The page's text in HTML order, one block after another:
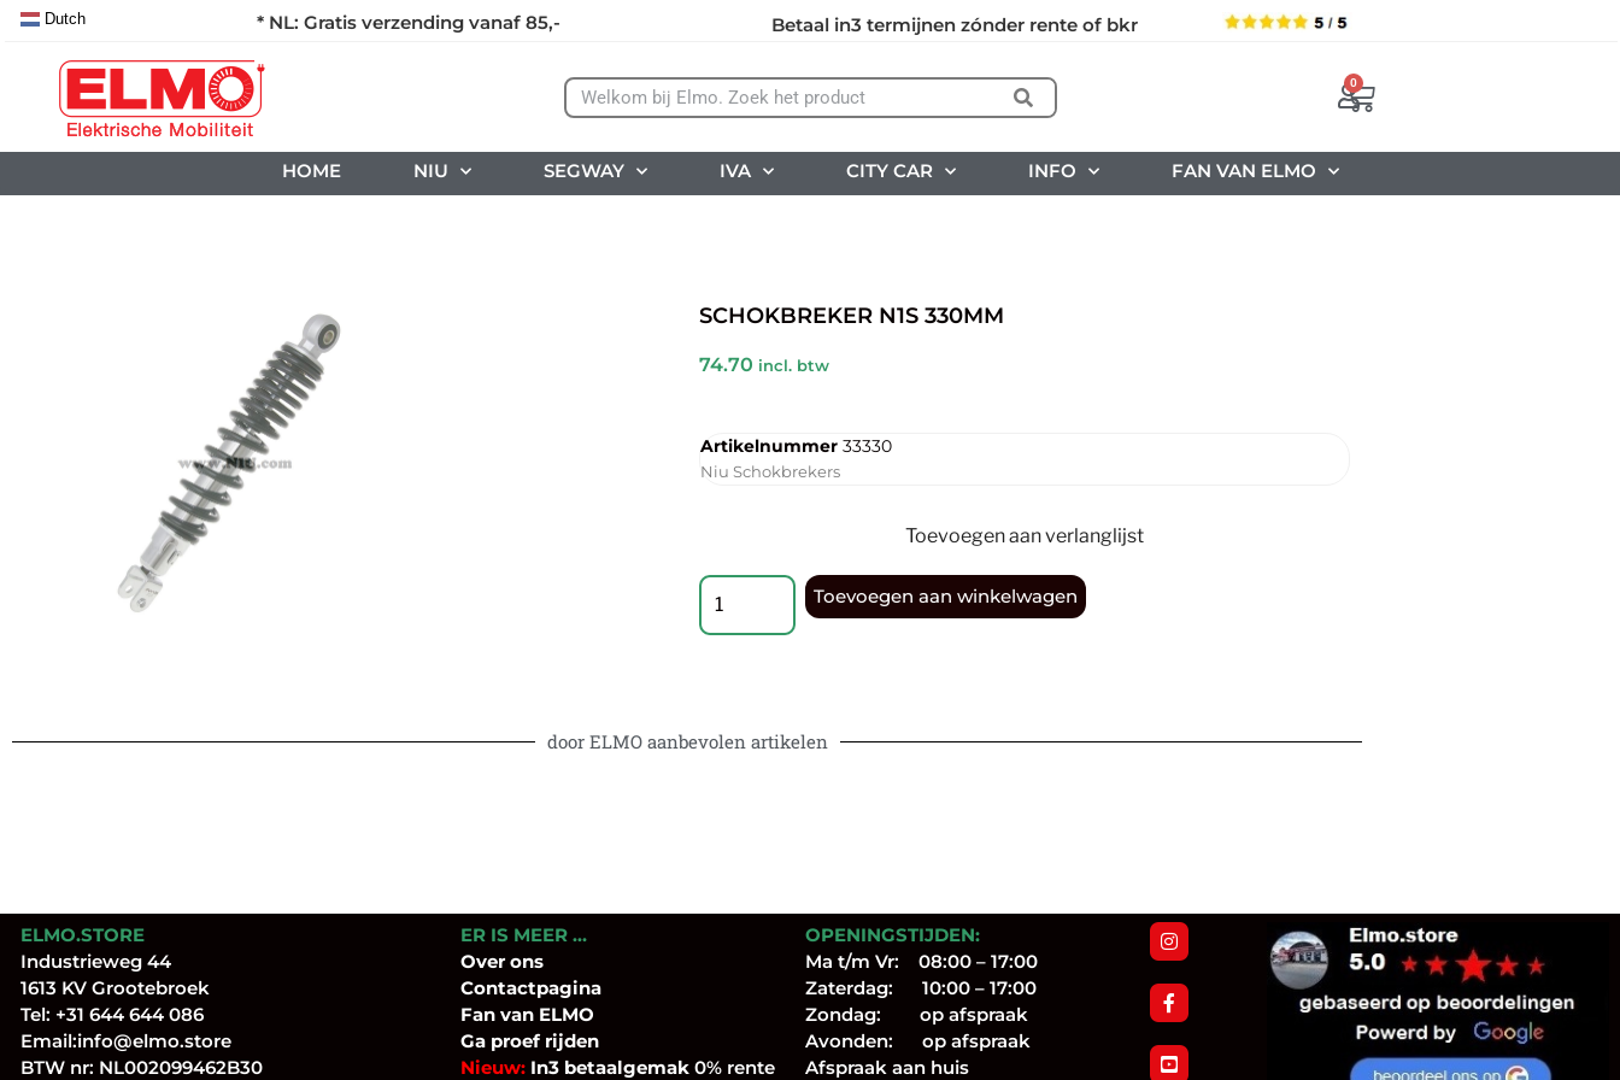
* NL: Gratis verzending vanaf 85,- Betaal in3 termijnen zónder rente of bkr
Dutch
0
HOME NIU SEGWAY IVA CITY CAR INFO FAN VAN ELMO
SCHOKBREKER N1S 330MM
74.70 incl. btw
Artikelnummer 33330
Niu Schokbrekers
Toevoegen aan verlanglijst
Toevoegen aan winkelwagen
door ELMO aanbevolen artikelen
ELMO.STORE
Industrieweg 44
1613 KV Grootebroek
Tel: +31 644 644 086
Email:info@elmo.store
BTW nr: NL002099462B30
ER IS MEER …
Over ons
Contactpagina
Fanvan ELMO
Ga proef rijden
Nieuw:In3 betaalgemak 0% rente
OPENINGSTIJDEN:
Ma t/m Vr: 08:00 – 17:00
Zaterdag: 10:00 – 17:00
Zondag: op afspraak
Avonden: op afspraak
Afspraak aan huis